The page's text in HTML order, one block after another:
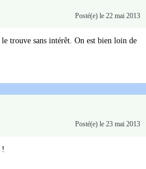
Posté(e) le 22 mai 2013
trouve sans intérêt. On est bien loin de
Posté(e) le 23 mai 2013
!